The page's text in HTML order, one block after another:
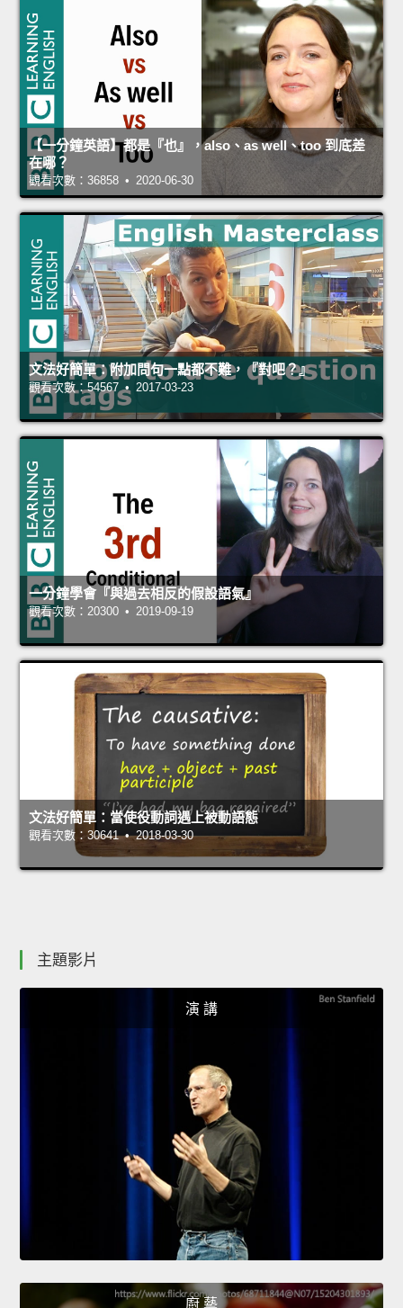
【一分鐘英語】都是『也』，also、as well、too 到底差
在哪？
觀看次數：36858 • 2020-06-30
文法好簡單：附加問句一點都不難，『對吧？』
觀看次數：54567 • 2017-03-23
一分鐘學會『與過去相反的假設語氣』
觀看次數：20300 • 2019-09-19
文法好簡單：當使役動詞遇上被動語態
觀看次數：30641 • 2018-03-30
主題影片
演 講
廚 藝